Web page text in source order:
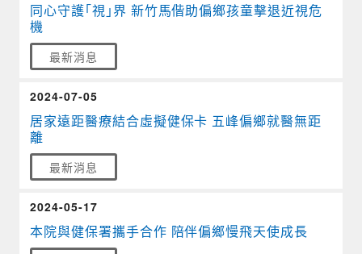
同心守護「視」界 新竹馬偕助偏鄉孩童擊退近視危
機
最新消息
居家遠距醫療結合虛擬健保卡 五峰偏鄉就醫無距
離
最新消息
2024-07-05
本院與健保署攜手合作 陪伴偏鄉慢飛天使成長
2024-05-17